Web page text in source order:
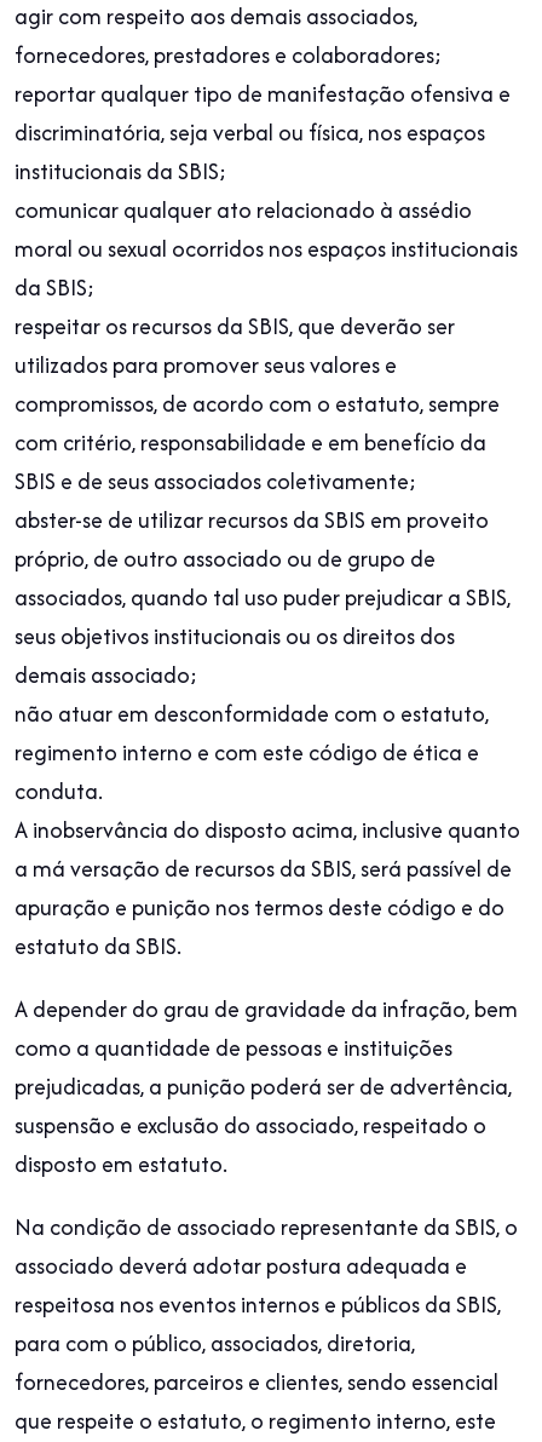
agir com respeito aos demais associados,
fornecedores, prestadores e colaboradores;
reportar qualquer tipo de manifestação ofensiva e
discriminatória, seja verbal ou física, nos espaços
institucionais da SBIS;
comunicar qualquer ato relacionado à assédio
moral ou sexual ocorridos nos espaços institucionais
da SBIS;
respeitar os recursos da SBIS, que deverão ser
utilizados para promover seus valores e
compromissos, de acordo com o estatuto, sempre
com critério, responsabilidade e em benefício da
SBIS e de seus associados coletivamente;
abster-se de utilizar recursos da SBIS em proveito
próprio, de outro associado ou de grupo de
associados, quando tal uso puder prejudicar a SBIS,
seus objetivos institucionais ou os direitos dos
demais associado;
não atuar em desconformidade com o estatuto,
regimento interno e com este código de ética e
conduta.
A inobservância do disposto acima, inclusive quanto
a má versação de recursos da SBIS, será passível de
apuração e punição nos termos deste código e do
estatuto da SBIS.
A depender do grau de gravidade da infração, bem
como a quantidade de pessoas e instituições
prejudicadas, a punição poderá ser de advertência,
suspensão e exclusão do associado, respeitado o
disposto em estatuto.
Na condição de associado representante da SBIS, o
associado deverá adotar postura adequada e
respeitosa nos eventos internos e públicos da SBIS,
para com o público, associados, diretoria,
fornecedores, parceiros e clientes, sendo essencial
que respeite o estatuto, o regimento interno, este